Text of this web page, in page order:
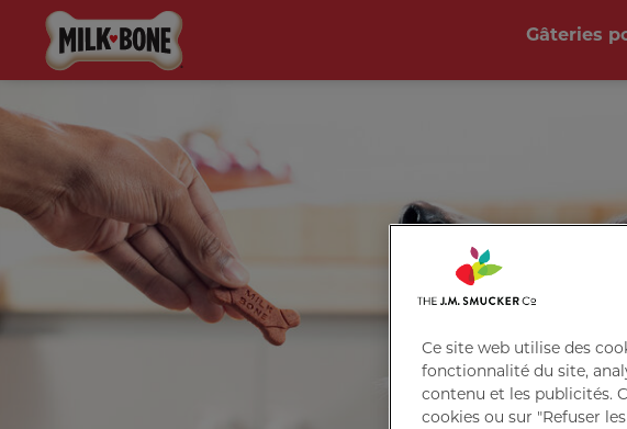
Gâteries
Ce site web utilise des
fonctionnalité du site,
contenu et les publicités.
cookies ou sur "Refuser